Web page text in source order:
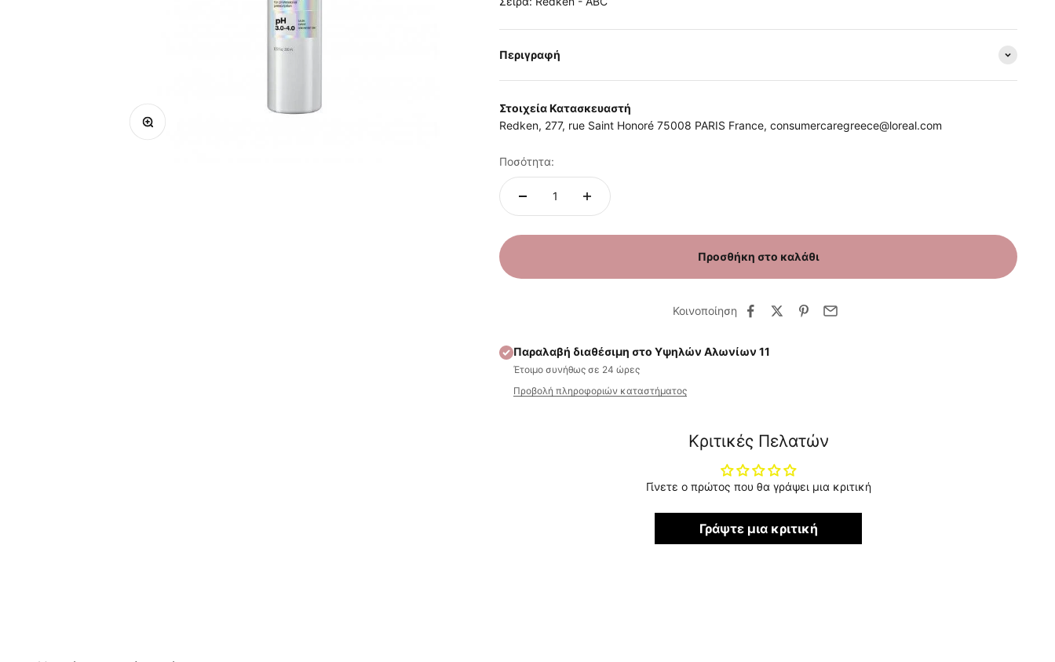
Μεγέθυνση
Περιγραφή
Στοιχεία Κατασκευαστή
Redken, 277, rue Saint Honoré 75008 PARIS France, consumercaregreece@loreal.com
Ποσότητα:
Προσθήκη στο καλάθι
Κοινοποίηση
Παραλαβή διαθέσιμη στο Υψηλών Αλωνίων 11
Έτοιμο συνήθως σε 24 ώρες
Προβολή πληροφοριών καταστήματος
Κριτικές Πελατών
Γίνετε ο πρώτος που θα γράψει μια κριτική
Γράψτε μια κριτική